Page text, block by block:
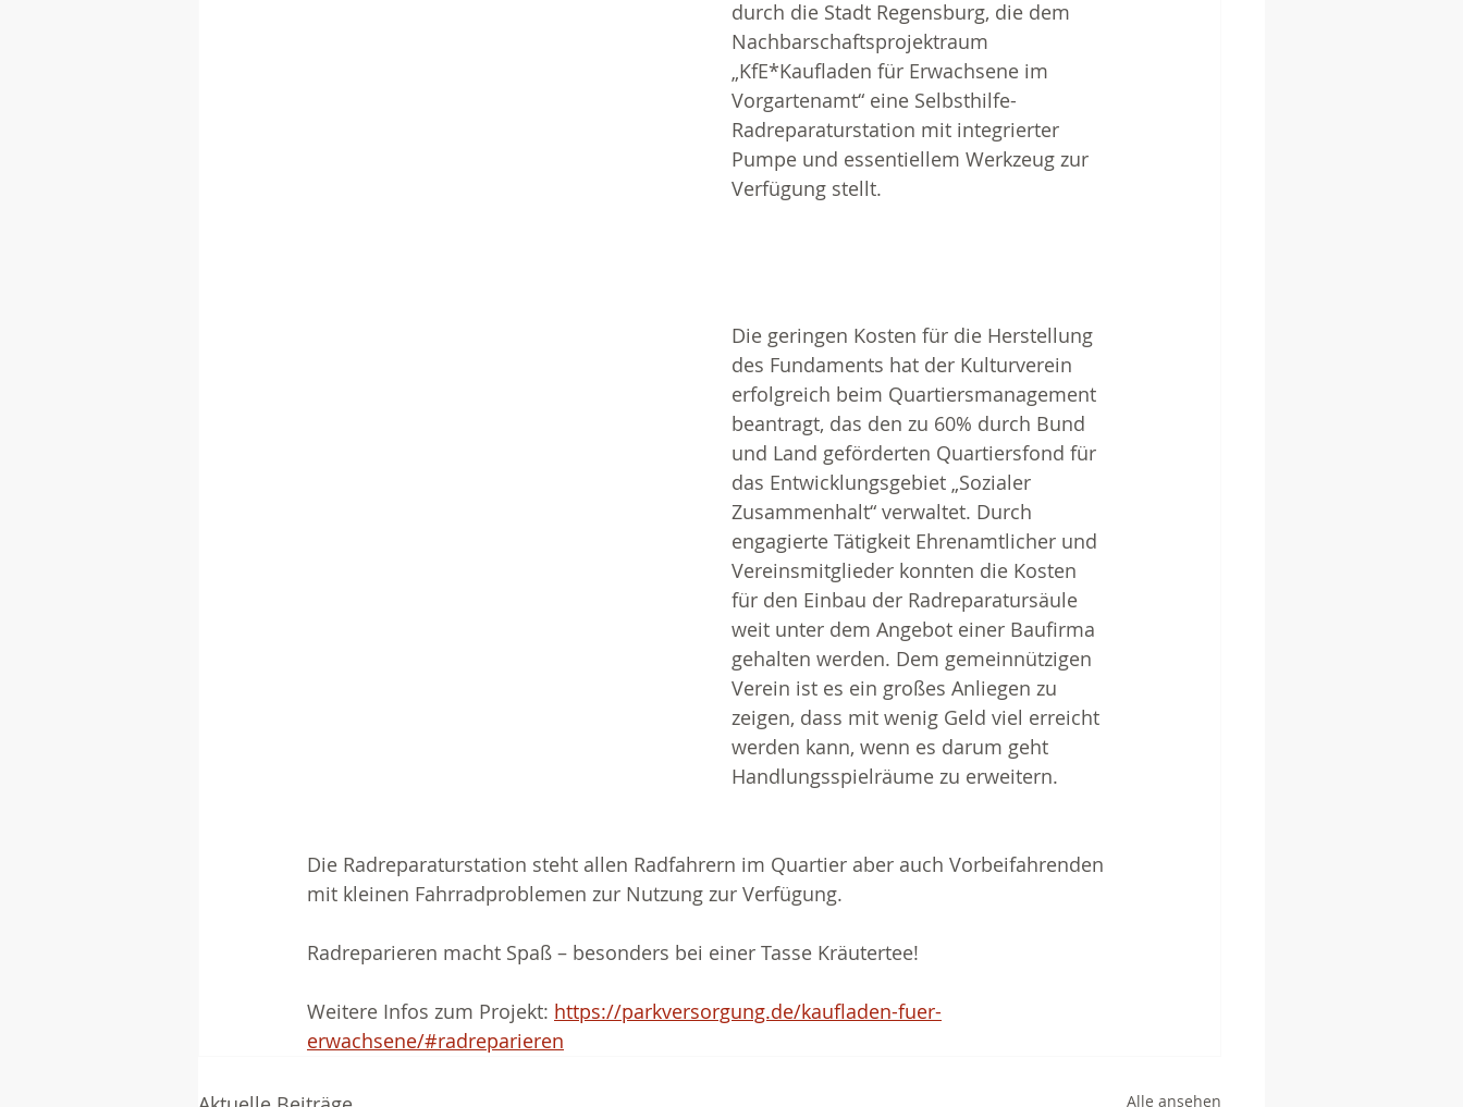
durch die Stadt Regensburg, die dem
Nachbarschaftsprojektraum
„KfE*Kaufladen für Erwachsene im
Vorgartenamt“ eine Selbsthilfe-
Radreparaturstation mit integrierter
Pumpe und essentiellem Werkzeug zur
Verfügung stellt.
Die geringen Kosten für die Herstellung
des Fundaments hat der Kulturverein
erfolgreich beim Quartiersmanagement
beantragt, das den zu 60% durch Bund
und Land geförderten Quartiersfond für
das Entwicklungsgebiet „Sozialer
Zusammenhalt“ verwaltet. Durch
engagierte Tätigkeit Ehrenamtlicher und
Vereinsmitglieder konnten die Kosten
für den Einbau der Radreparatursäule
weit unter dem Angebot einer Baufirma
gehalten werden. Dem gemeinnützigen
Verein ist es ein großes Anliegen zu
zeigen, dass mit wenig Geld viel erreicht
werden kann, wenn es darum geht
Handlungsspielräume zu erweitern.
Die Radreparaturstation steht allen Radfahrern im Quartier aber auch Vorbeifahrenden
mit kleinen Fahrradproblemen zur Nutzung zur Verfügung.
Radreparieren macht Spaß – besonders bei einer Tasse Kräutertee!
Weitere Infos zum Projekt: https://parkversorgung.de/kaufladen-fuer-
erwachsene/#radreparieren
Alle ansehen